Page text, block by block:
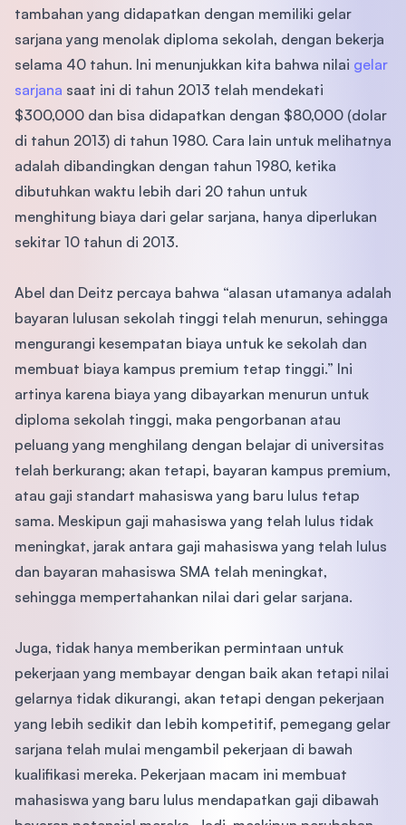
tambahan yang didapatkan dengan memiliki gelar
sarjana yang menolak diploma sekolah, dengan bekerja
selama 40 tahun. Ini menunjukkan kita bahwa nilai gelar
sarjana saat ini di tahun 2013 telah mendekati
$300,000 dan bisa didapatkan dengan $80,000 (dolar
di tahun 2013) di tahun 1980. Cara lain untuk melihatnya
adalah dibandingkan dengan tahun 1980, ketika
dibutuhkan waktu lebih dari 20 tahun untuk
menghitung biaya dari gelar sarjana, hanya diperlukan
sekitar 10 tahun di 2013.
Abel dan Deitz percaya bahwa “alasan utamanya adalah
bayaran lulusan sekolah tinggi telah menurun, sehingga
mengurangi kesempatan biaya untuk ke sekolah dan
membuat biaya kampus premium tetap tinggi.” Ini
artinya karena biaya yang dibayarkan menurun untuk
diploma sekolah tinggi, maka pengorbanan atau
peluang yang menghilang dengan belajar di universitas
telah berkurang; akan tetapi, bayaran kampus premium,
atau gaji standart mahasiswa yang baru lulus tetap
sama. Meskipun gaji mahasiswa yang telah lulus tidak
meningkat, jarak antara gaji mahasiswa yang telah lulus
dan bayaran mahasiswa SMA telah meningkat,
sehingga mempertahankan nilai dari gelar sarjana.
Juga, tidak hanya memberikan permintaan untuk
pekerjaan yang membayar dengan baik akan tetapi nilai
gelarnya tidak dikurangi, akan tetapi dengan pekerjaan
yang lebih sedikit dan lebih kompetitif, pemegang gelar
sarjana telah mulai mengambil pekerjaan di bawah
kualifikasi mereka. Pekerjaan macam ini membuat
mahasiswa yang baru lulus mendapatkan gaji dibawah